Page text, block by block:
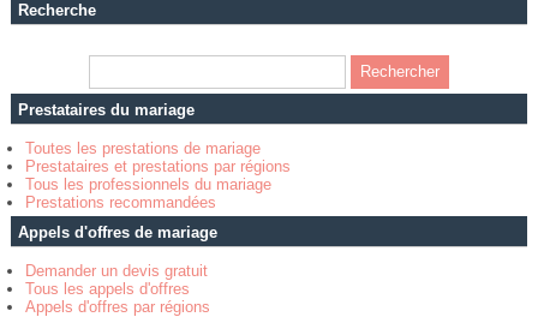
Recherche
Prestataires du mariage
Toutes les prestations de mariage
Prestataires et prestations par régions
Tous les professionnels du mariage
Prestations recommandées
Appels d'offres de mariage
Demander un devis gratuit
Tous les appels d'offres
Appels d'offres par régions